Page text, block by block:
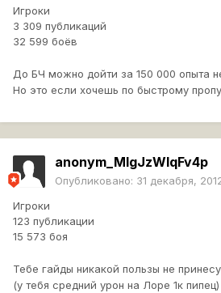
Игроки
3 309 публикаций
32 599 боёв
До БЧ можно дойти за 150 000 опыта
Но это если хочешь по быстрому
anonym_MIgJzWlqFv4p
Опубликовано: 31 декабря,
Игроки
123 публикации
15 573 боя
Тебе гайды никакой пользы не
(у тебя средний урон на Лоре 1к пипец)